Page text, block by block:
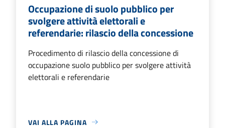
Occupazione di suolo pubblico per
svolgere attività elettorali e
referendarie: rilascio della concessione
Procedimento di rilascio della concessione di
occupazione suolo pubblico per svolgere attività
elettorali e referendarie
VAI ALLA PAGINA